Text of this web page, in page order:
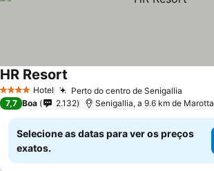
4 EstrelasHotel Perto do centro de Senigallia
HR Resort
7,7 Boa 2.132 Senigallia, a 9.6 km de Marotta
Selecione as datas para ver os preços
exatos.